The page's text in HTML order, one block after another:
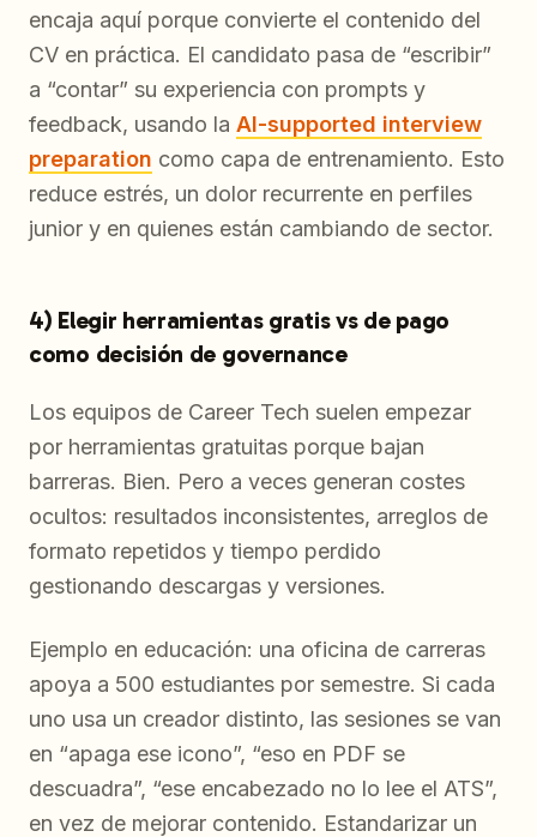
encaja aquí porque convierte el contenido del
CV en práctica. El candidato pasa de “escribir”
a “contar” su experiencia con prompts y
feedback, usando la AI-supported interview
preparation como capa de entrenamiento. Esto
reduce estrés, un dolor recurrente en perfiles
junior y en quienes están cambiando de sector.
4) Elegir herramientas gratis vs de pago
como decisión de governance
Los equipos de Career Tech suelen empezar
por herramientas gratuitas porque bajan
barreras. Bien. Pero a veces generan costes
ocultos: resultados inconsistentes, arreglos de
formato repetidos y tiempo perdido
gestionando descargas y versiones.
Ejemplo en educación: una oficina de carreras
apoya a 500 estudiantes por semestre. Si cada
uno usa un creador distinto, las sesiones se van
en “apaga ese icono”, “eso en PDF se
descuadra”, “ese encabezado no lo lee el ATS”,
en vez de mejorar contenido. Estandarizar un